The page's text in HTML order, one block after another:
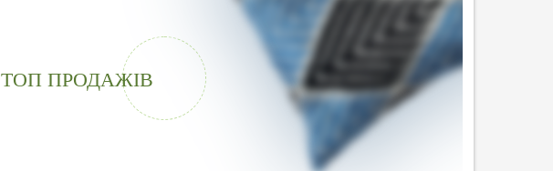
ТОП ПРОДАЖІВ